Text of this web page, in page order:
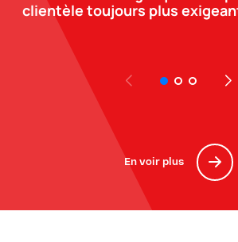
clientèle toujours plus
En voir plus